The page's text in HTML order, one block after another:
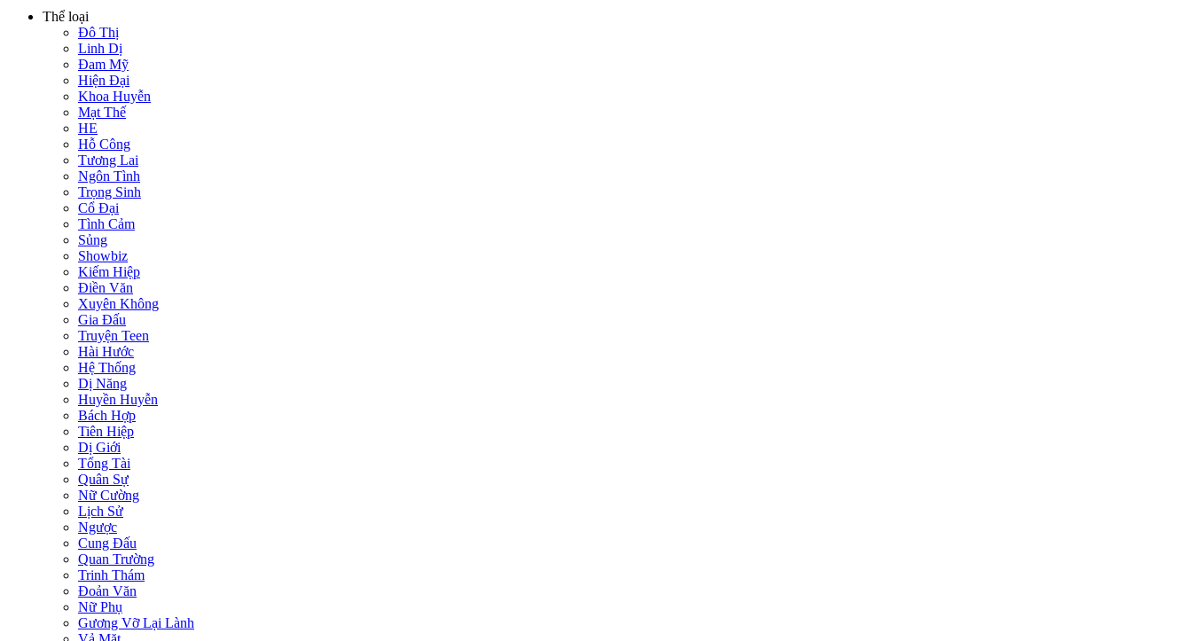
Thể loại
Đô Thị
Linh Dị
Đam Mỹ
Hiện Đại
Khoa Huyễn
Mạt Thế
HE
Hỗ Công
Tương Lai
Ngôn Tình
Trọng Sinh
Cổ Đại
Tình Cảm
Sủng
Showbiz
Kiếm Hiệp
Điền Văn
Xuyên Không
Gia Đấu
Truyện Teen
Hài Hước
Hệ Thống
Dị Năng
Huyền Huyễn
Bách Hợp
Tiên Hiệp
Dị Giới
Tổng Tài
Quân Sự
Nữ Cường
Lịch Sử
Ngược
Cung Đấu
Quan Trường
Trinh Thám
Đoản Văn
Nữ Phụ
Gương Vỡ Lại Lành